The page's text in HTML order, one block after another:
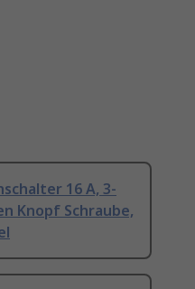
16 A, 3-
Knopf Schraube,